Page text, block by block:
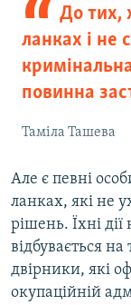
До тих,
ланках і не
повинна
Таміла Ташева
Але є певні
ланках, які не
рішень. Їхні
відбувається
двірники, які
окупаційній